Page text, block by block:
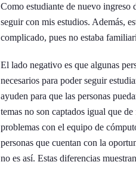
Como estudiante de nuevo ingreso
seguir con mis estudios. Además,
complicado, pues no estaba
El lado negativo es que algunas
necesarios para poder seguir
ayuden para que las personas
temas no son captados igual que
problemas con el equipo de
personas que cuentan con la
no es así. Estas diferencias